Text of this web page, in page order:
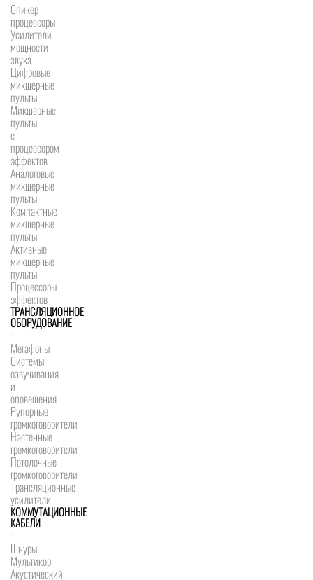
Спикер
процессоры
Усилители
мощности
звука
Цифровые
микшерные
пульты
Микшерные
пульты
с
процессором
эффектов
Аналоговые
микшерные
пульты
Компактные
микшерные
пульты
Активные
микшерные
пульты
Процессоры
эффектов
ТРАНСЛЯЦИОННОЕ
ОБОРУДОВАНИЕ
Мегафоны
Системы
озвучивания
и
оповещения
Рупорные
громкоговорители
Настенные
громкоговорители
Потолочные
громкоговорители
Трансляционные
усилители
КОММУТАЦИОННЫЕ
КАБЕЛИ
Шнуры
Мультикор
Акустический